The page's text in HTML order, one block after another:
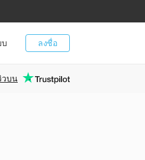
ลงชื่อ
บ
วบน